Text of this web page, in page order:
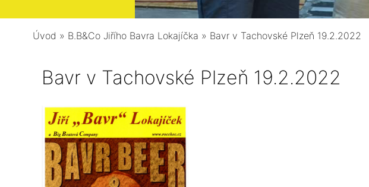
Úvod » B.B&Co Jiřího Bavra Lokajíčka » Bavr v Tachovské Plzeň 19.2.2022
Bavr v Tachovské Plzeň 19.2.2022